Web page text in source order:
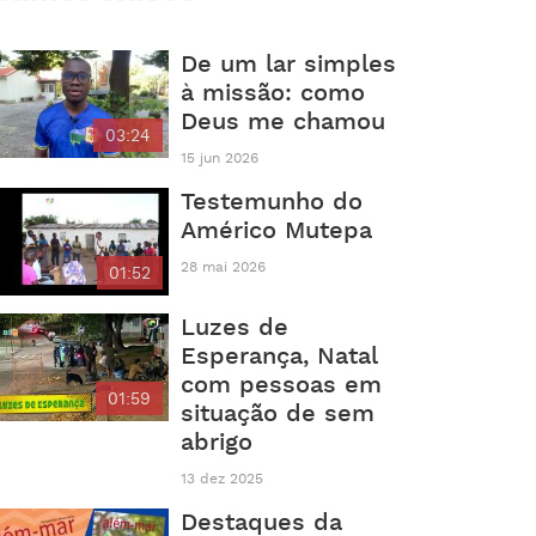
03:24
De um lar simples
à missão: como
Deus me chamou
15 jun 2026
01:52
Testemunho do
Américo Mutepa
28 mai 2026
01:59
Luzes de
Esperança, Natal
com pessoas em
situação de sem
abrigo
13 dez 2025
Destaques da